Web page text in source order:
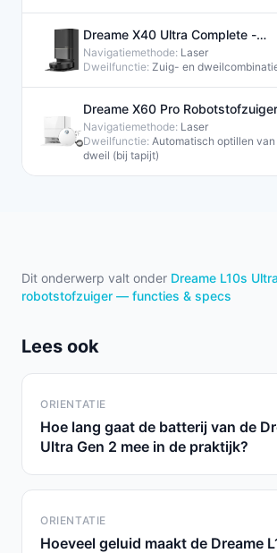
Dreame X40 Ultra Complete -
Robotstofzuiger met dweilfunctie
Navigatiemethode: Laser
Dweilfunctie: Zuig- en
Dreame X60 Pro Robotstofzuiger
met 42.000 Pa zuigkracht
Navigatiemethode: Laser
Dweilfunctie: Automatisch optillen van
dweil (bij tapijt)
Dit onderwerp valt onder Dreame L10s
robotstofzuiger — functies & specs
Lees ook
ORIENTATIE
Hoe lang gaat de batterij van de
Ultra Gen 2 mee in de praktijk?
ORIENTATIE
Hoeveel geluid maakt de Dreame